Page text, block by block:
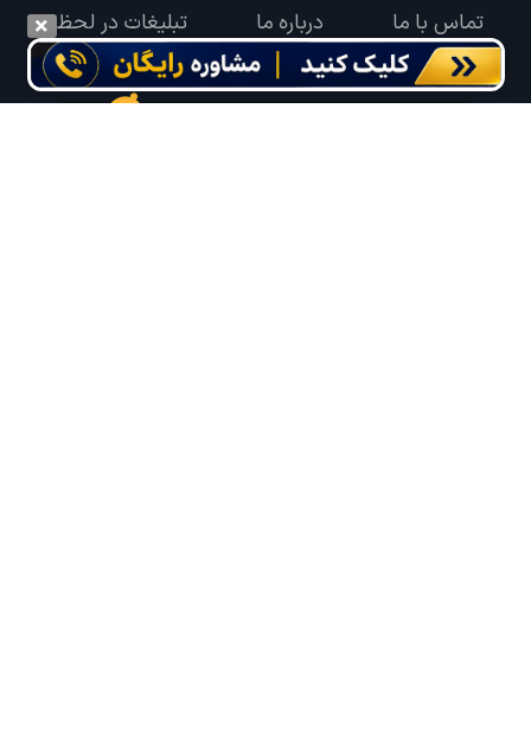
تماس با ما درباره ما تبلیغات در لحظه